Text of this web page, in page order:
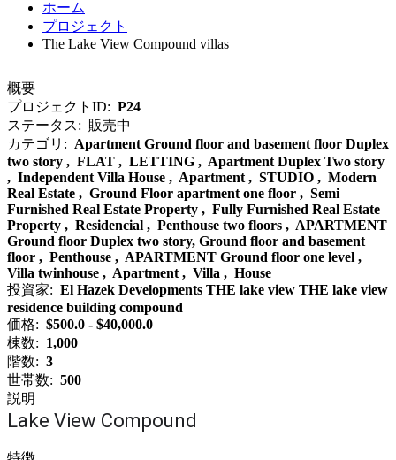
ホーム
プロジェクト
The Lake View Compound villas
概要
プロジェクトID: P24
ステータス: 販売中
カテゴリ: Apartment Ground floor and basement floor Duplex
two story , FLAT , LETTING , Apartment Duplex Two story
, Independent Villa House , Apartment , STUDIO , Modern
Real Estate , Ground Floor apartment one floor , Semi
Furnished Real Estate Property , Fully Furnished Real Estate
Property , Residencial , Penthouse two floors , APARTMENT
Ground floor Duplex two story, Ground floor and basement
floor , Penthouse , APARTMENT Ground floor one level ,
Villa twinhouse , Apartment , Villa , House
投資家: El Hazek Developments THE lake view THE lake view
residence building compound
価格: $500.0 - $40,000.0
棟数: 1,000
階数: 3
世帯数: 500
説明
Lake View Compound